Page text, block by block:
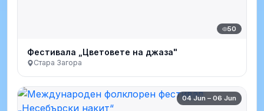
50
Фестивала „Цветовете на джаза"
Стара Загора
04 Jun – 06 Jun